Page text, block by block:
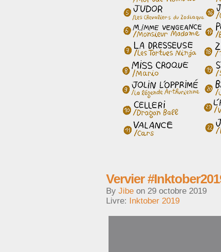
Vervier
By Jibe on 29 octobre 2019
Livre: Inktober 2019